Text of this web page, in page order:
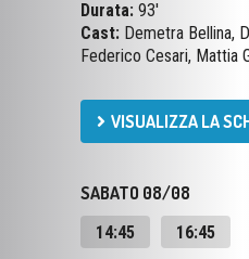
VISUALIZZA LA
SABATO 08/08
DOMENICA 09/08